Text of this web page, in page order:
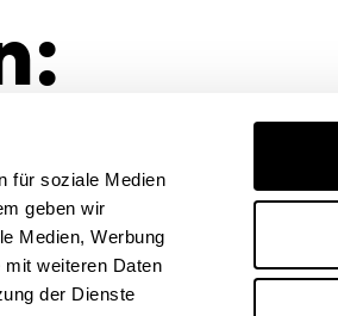
für soziale Medien
geben wir
Medien, Werbung
weiteren Daten
der Dienste
neuen